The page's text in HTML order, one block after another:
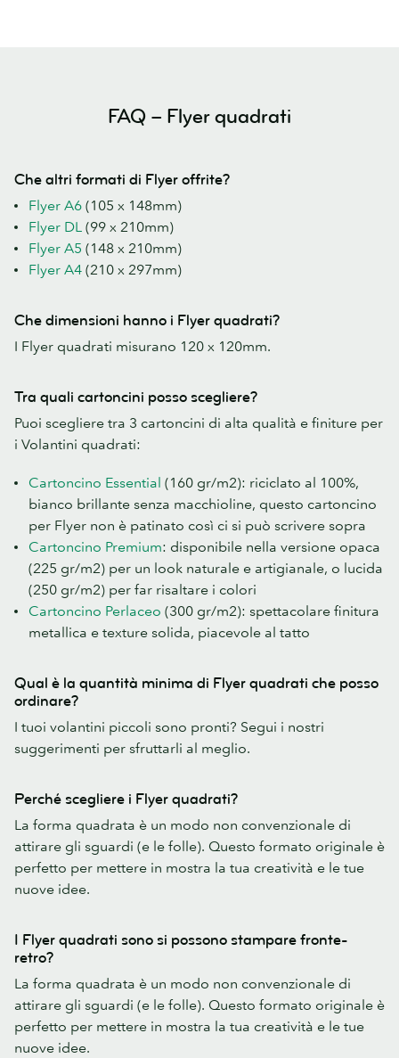
FAQ – Flyer quadrati
Che altri formati di Flyer offrite?
Flyer A6 (105 x 148mm)
Flyer DL (99 x 210mm)
Flyer A5 (148 x 210mm)
Flyer A4 (210 x 297mm)
Che dimensioni hanno i Flyer quadrati?
I Flyer quadrati misurano 120 x 120mm.
Tra quali cartoncini posso scegliere?
Puoi scegliere tra 3 cartoncini di alta qualità e finiture per
i Volantini quadrati:
Cartoncino Essential (160 gr/m2): riciclato al 100%,
bianco brillante senza macchioline, questo cartoncino
per Flyer non è patinato così ci si può scrivere sopra
Cartoncino Premium: disponibile nella versione opaca
(225 gr/m2) per un look naturale e artigianale, o lucida
(250 gr/m2) per far risaltare i colori
Cartoncino Perlaceo (300 gr/m2): spettacolare finitura
metallica e texture solida, piacevole al tatto
Qual è la quantità minima di Flyer quadrati che posso
ordinare?
I tuoi volantini piccoli sono pronti? Segui i nostri
suggerimenti per sfruttarli al meglio.
Perché scegliere i Flyer quadrati?
La forma quadrata è un modo non convenzionale di
attirare gli sguardi (e le folle). Questo formato originale è
perfetto per mettere in mostra la tua creatività e le tue
nuove idee.
I Flyer quadrati sono si possono stampare fronte-
retro?
La forma quadrata è un modo non convenzionale di
attirare gli sguardi (e le folle). Questo formato originale è
perfetto per mettere in mostra la tua creatività e le tue
nuove idee.